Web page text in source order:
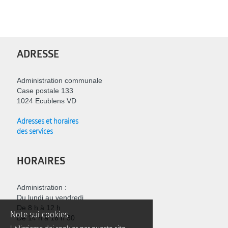
ADRESSE
Administration communale
Case postale 133
1024 Ecublens VD
Adresses et horaires
des services
HORAIRES
Administration :
Du lundi au vendredi
De 8 h à 12 h
De 14 h à 16 h 30
Note sui cookies